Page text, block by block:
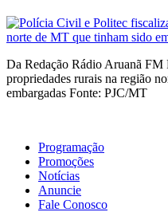
Da Redação Rádio Aruanã
propriedades rurais na região
embargadas Fonte: PJC/MT
Programação
Promoções
Notícias
Anuncie
Fale Conosco